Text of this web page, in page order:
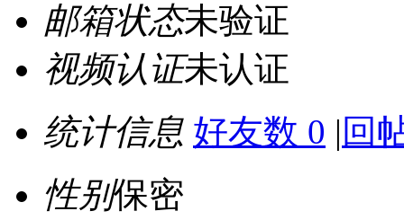
邮箱状态未验证
视频认证未认证
统计信息 好友数 0 | 回
性别保密